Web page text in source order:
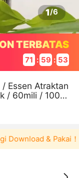
1/6
TERBATAS
71 : 59 : 53
Essen Atraktan
/ 60mili / 100m
& Pakai！